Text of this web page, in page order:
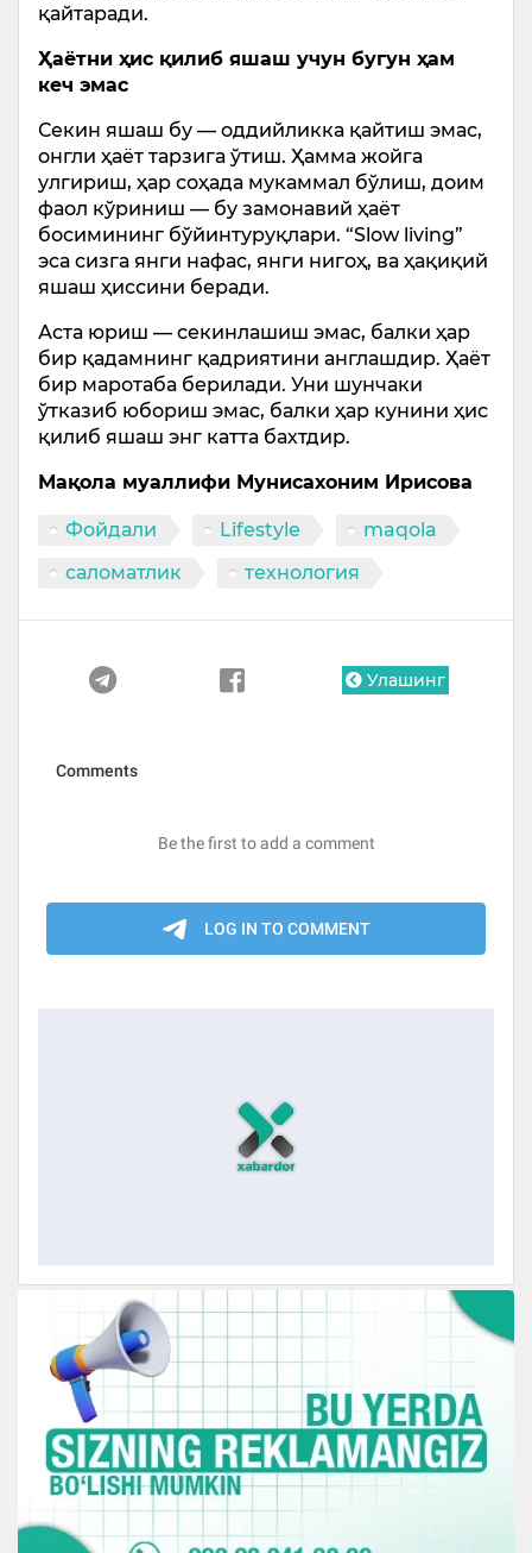
қайтаради.
Ҳаётни ҳис қилиб яшаш учун бугун ҳам
кеч эмас
Секин яшаш бу — оддийликка қайтиш эмас,
онгли ҳаёт тарзига ўтиш. Ҳамма жойга
улгириш, ҳар соҳада мукаммал бўлиш, доим
фаол кўриниш — бу замонавий ҳаёт
босимининг бўйинтуруқлари. “Slow living”
эса сизга янги нафас, янги нигоҳ, ва ҳақиқий
яшаш ҳиссини беради.
Аста юриш — секинлашиш эмас, балки ҳар
бир қадамнинг қадриятини англашдир. Ҳаёт
бир маротаба берилади. Уни шунчаки
ўтказиб юбориш эмас, балки ҳар кунини ҳис
қилиб яшаш энг катта бахтдир.
Мақола муаллифи Мунисахоним Ирисова
Фойдали Lifestyle
maqola
саломатлик
технология
Улашинг